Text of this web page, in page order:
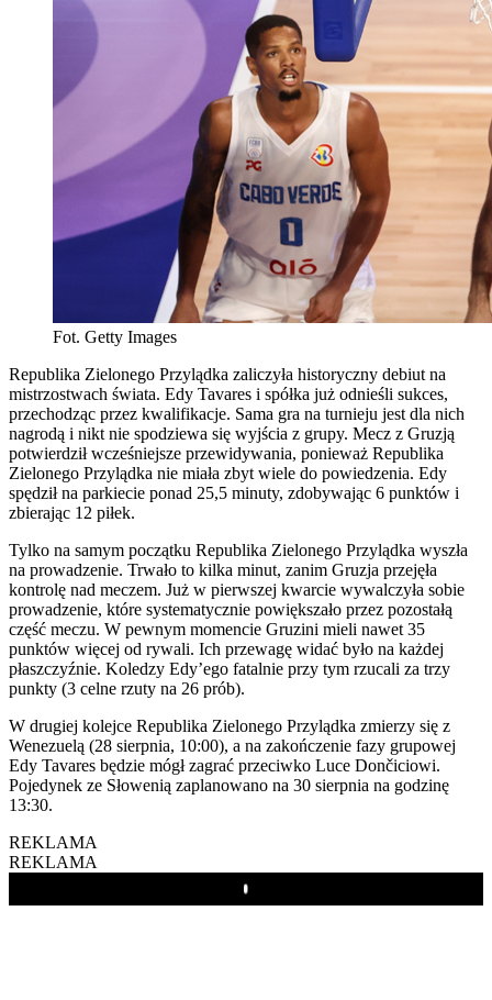
Fot. Getty Images
Republika Zielonego Przylądka zaliczyła historyczny debiut na
mistrzostwach świata. Edy Tavares i spółka już odnieśli sukces,
przechodząc przez kwalifikacje. Sama gra na turnieju jest dla nich
nagrodą i nikt nie spodziewa się wyjścia z grupy. Mecz z Gruzją
potwierdził wcześniejsze przewidywania, ponieważ Republika
Zielonego Przylądka nie miała zbyt wiele do powiedzenia. Edy
spędził na parkiecie ponad 25,5 minuty, zdobywając 6 punktów i
zbierając 12 piłek.
Tylko na samym początku Republika Zielonego Przylądka wyszła
na prowadzenie. Trwało to kilka minut, zanim Gruzja przejęła
kontrolę nad meczem. Już w pierwszej kwarcie wywalczyła sobie
prowadzenie, które systematycznie powiększało przez pozostałą
część meczu. W pewnym momencie Gruzini mieli nawet 35
punktów więcej od rywali. Ich przewagę widać było na każdej
płaszczyźnie. Koledzy Edy’ego fatalnie przy tym rzucali za trzy
punkty (3 celne rzuty na 26 prób).
W drugiej kolejce Republika Zielonego Przylądka zmierzy się z
Wenezuelą (28 sierpnia, 10:00), a na zakończenie fazy grupowej
Edy Tavares będzie mógł zagrać przeciwko Luce Dončiciowi.
Pojedynek ze Słowenią zaplanowano na 30 sierpnia na godzinę
13:30.
REKLAMA
REKLAMA
Play